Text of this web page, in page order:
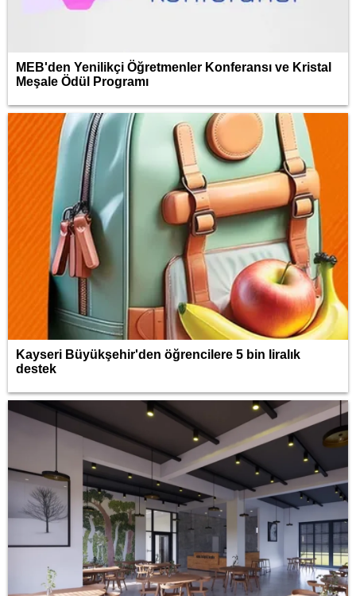
MEB'den Yenilikçi Öğretmenler Konferansı ve Kristal
Meşale Ödül Programı
Kayseri Büyükşehir'den öğrencilere 5 bin liralık
destek